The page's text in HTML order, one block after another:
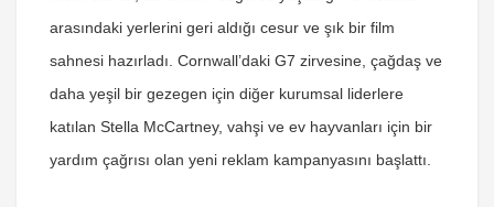
arasındaki yerlerini geri aldığı cesur ve şık bir film
sahnesi hazırladı. Cornwall’daki G7 zirvesine, çağdaş ve
daha yeşil bir gezegen için diğer kurumsal liderlere
katılan Stella McCartney, vahşi ve ev hayvanları için bir
yardım çağrısı olan yeni reklam kampanyasını başlattı.